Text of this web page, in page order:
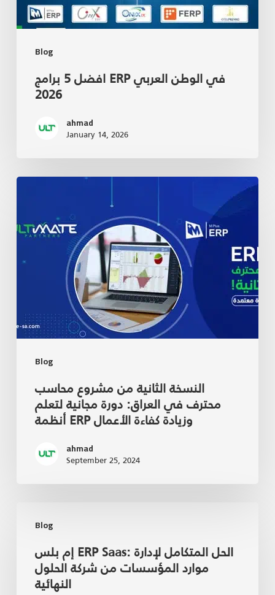
Blog
افضل 5 برامج ERP في الوطن العربي
2026
ahmad
January 14, 2026
Blog
النسخة الثانية من مشروع محاسب
محترف في العراق: دورة مجانية لتعلم
أنظمة ERP وزيادة كفاءة الأعمال
ahmad
September 25, 2024
Blog
إم بلس ERP Saas: الحل المتكامل لإدارة
موارد المؤسسات من شركة الحلول
النهائية